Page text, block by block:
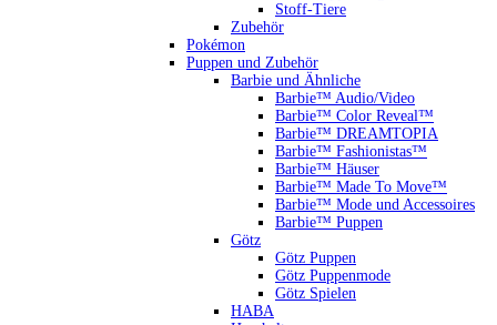
Stoff-Tiere
Zubehör
Pokémon
Puppen und Zubehör
Barbie und Ähnliche
Barbie™ Audio/Video
Barbie™ Color Reveal™
Barbie™ DREAMTOPIA
Barbie™ Fashionistas™
Barbie™ Häuser
Barbie™ Made To Move™
Barbie™ Mode und Accessoires
Barbie™ Puppen
Götz
Götz Puppen
Götz Puppenmode
Götz Spielen
HABA